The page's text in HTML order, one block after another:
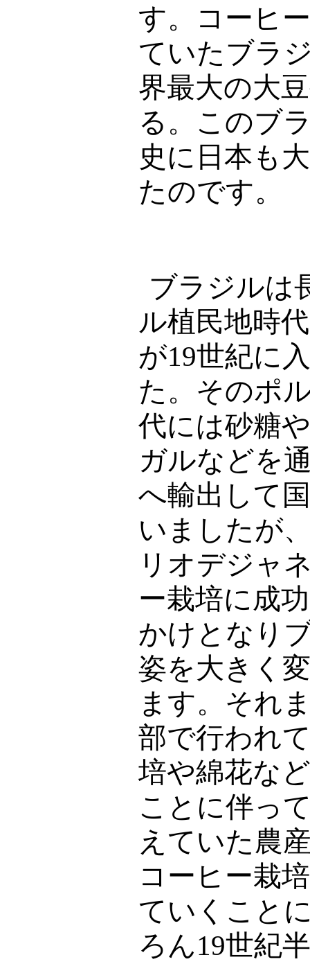
す。コーヒ
ていたブラ
界最大の大
る。このブ
史に日本も
たのです。
ブラジルは
ル植民地時
が19世紀に
た。そのポ
代には砂糖
ガルなどを
へ輸出して
いましたが
リオデジャ
ー栽培に成
かけとなり
姿を大きく
ます。それ
部で行われ
培や綿花な
ことに伴っ
えていた農
コーヒー栽
ていくこと
ろん19世紀